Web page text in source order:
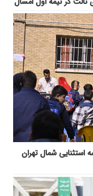
استثنایی شمال تهران